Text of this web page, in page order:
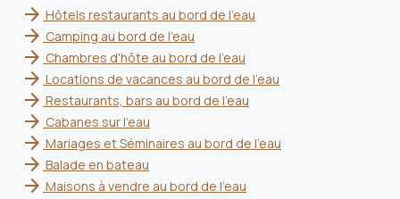
arrow_forward Hôtels restaurants au bord de l'eau
arrow_forward Camping au bord de l'eau
arrow_forward Chambres d'hôte au bord de l'eau
arrow_forward Locations de vacances au bord de l'eau
arrow_forward Restaurants, bars au bord de l'eau
arrow_forward Cabanes sur l'eau
arrow_forward Mariages et Séminaires au bord de l'eau
arrow_forward Balade en bateau
arrow_forward Maisons à vendre au bord de l'eau